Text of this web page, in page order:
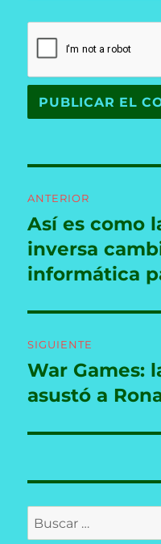
de
entradas
ANTERIOR
Entrada
anterior:
Así es como
inversa
informática
SIGUIENTE
Entrada
siguiente:
War Games:
asustó a
Buscar
por: